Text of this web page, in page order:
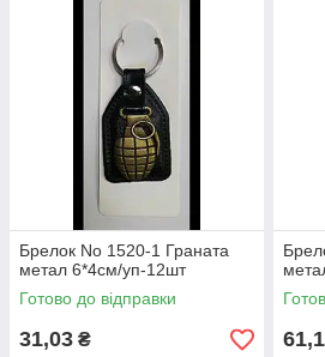
Брелок No 1520-1 Граната
метал 6*4см/уп-12шт
Готово до відправки
31,03 ₴